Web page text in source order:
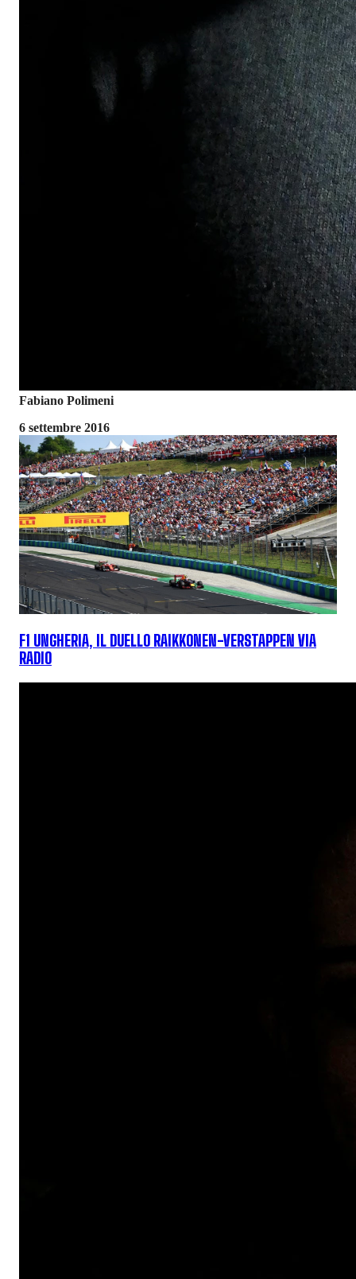
Fabiano Polimeni
6 settembre 2016
F1 UNGHERIA, IL DUELLO RAIKKONEN-VERSTAPPEN VIA
RADIO